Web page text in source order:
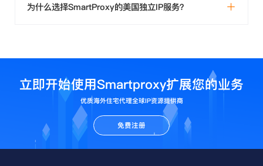
为什么选择SmartProxy的美国独立IP服务？
立即开始使用Smartproxy扩展您的业务
优质海外住宅代理全球IP资源提供商
免费注册